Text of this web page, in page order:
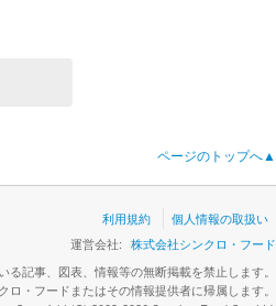
ページのトップへ▲
利用規約
個人情報の取扱い
運営会社: 株式会社シンクロ・フード
る記事、図表、情報等の無断掲載を禁止します。
ロ・フードまたはその情報提供者に帰属します。